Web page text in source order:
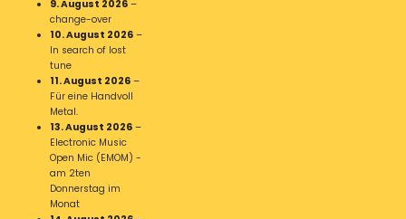
9. August 2026 –
change-over
10. August 2026 –
In search of lost
tune
11. August 2026 –
Für eine Handvoll
Metal.
13. August 2026 –
Electronic Music
Open Mic (EMOM) -
am 2ten
Donnerstag im
Monat